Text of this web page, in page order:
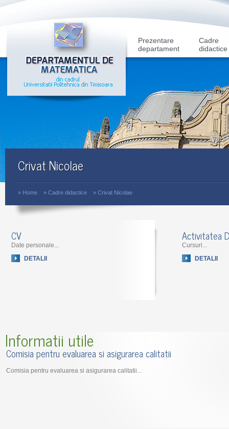
Prezentare
departament
Cadre
didactice
Crivat Nicolae
» Home » Cadre didactice » Crivat Nicolae
CV
Date personale...
DETALII
Activitatea
Cursuri...
DETALII
Informatii utile
Comisia pentru evaluarea si asigurarea calitatii
Comisia pentru evaluarea si asigurarea calitatii...